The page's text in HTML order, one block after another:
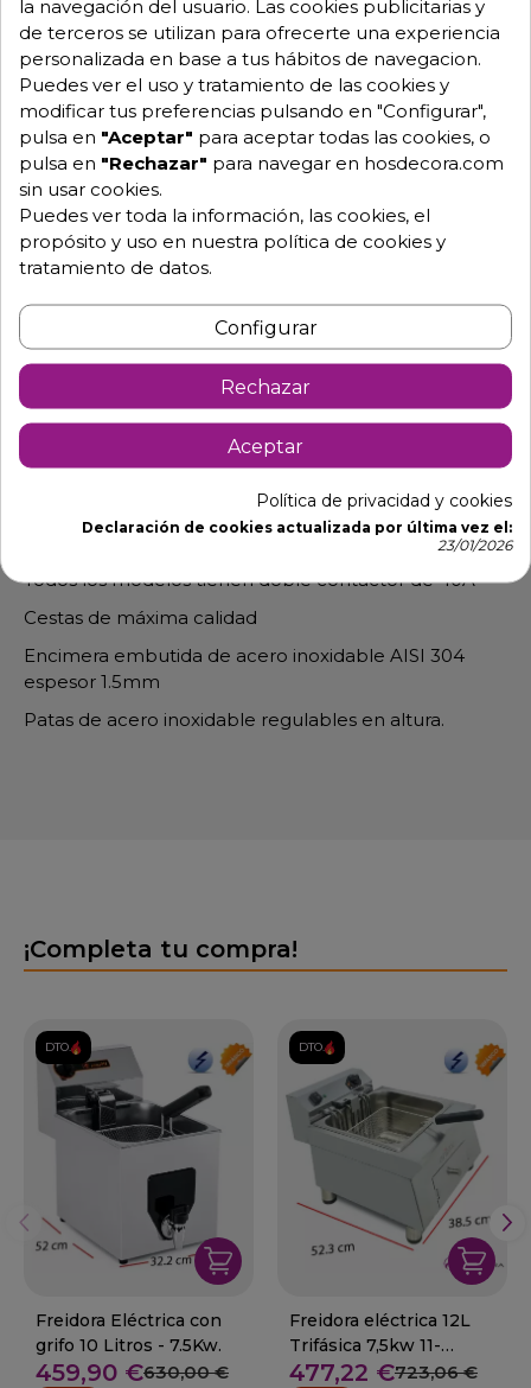
Descripción Detalles de producto
Descargables
Freidora de 10 litros eléctrica
FD10L6M600S
Termostato de seguridad rearmable
Grifo de vaciado
Fabricada en acero inoxidable AISI 304
Indicador MIN-MAX de nivel de aceite
Resistencia en acero inoxidable AISI 304 abatible,
para facilitar la limpieza de la cuba
Pilotos metálicos LED indicadores
Los modelos estante incorporan 1 filtro de
Los modelos sobremesa incluyen tubo de vaciado
Todos los modelos tienen doble contactor de 40A
Cestas de máxima calidad
Encimera embutida de acero inoxidable AISI 304
espesor 1.5mm
Patas de acero inoxidable regulables en altura.
¡Completa tu compra!
DTO.
Freidora Eléctrica con
grifo 10 Litros - 7.5Kw.
459,90 €630,00 €
DTO.
Freidora eléctrica 12L
Trifásica 7,5kw 11-
40FRE12GTR
477,22 €723,06 €
la navegación del usuario. Las cookies publicitarias y
de terceros se utilizan para ofrecerte una experiencia
personalizada en base a tus hábitos de navegacion.
Puedes ver el uso y tratamiento de las cookies y
modificar tus preferencias pulsando en "Configurar",
pulsa en "Aceptar" para aceptar todas las cookies, o
pulsa en "Rechazar" para navegar en hosdecora.com
sin usar cookies.
Puedes ver toda la información, las cookies, el
propósito y uso en nuestra política de cookies y
tratamiento de datos.
Configurar
Rechazar
Aceptar
Política de privacidad y cookies
Declaración de cookies actualizada por última vez el:
23/01/2026